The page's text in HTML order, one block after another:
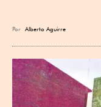
Por Alberto Aguirre